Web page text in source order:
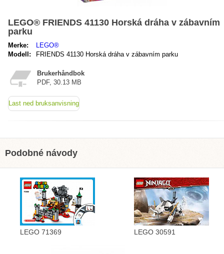
LEGO® FRIENDS 41130 Horská dráha v zábavním
parku
Merke:
LEGO®
Modell:
FRIENDS 41130 Horská dráha v zábavním parku
Brukerhåndbok
PDF, 30.13 MB
Last ned bruksanvisning
Podobné návody
LEGO 71369 LEGO 30591